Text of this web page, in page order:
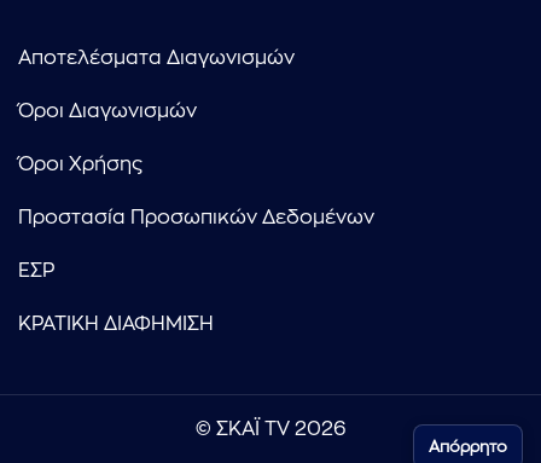
Αποτελέσματα Διαγωνισμών
Όροι Διαγωνισμών
Όροι Χρήσης
Προστασία Προσωπικών Δεδομένων
ΕΣΡ
ΚΡΑΤΙΚΗ ΔΙΑΦΗΜΙΣΗ
© ΣΚΑΪ TV 2026
Απόρρητο